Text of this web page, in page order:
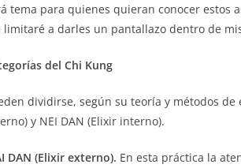
tema para quienes quieran conocer estos
limitaré a darles un pantallazo dentro de
del Chi Kung
dividirse, según su teoría y métodos
y NEI DAN (Elixir interno).
DAN (Elixir externo). En esta práctica la